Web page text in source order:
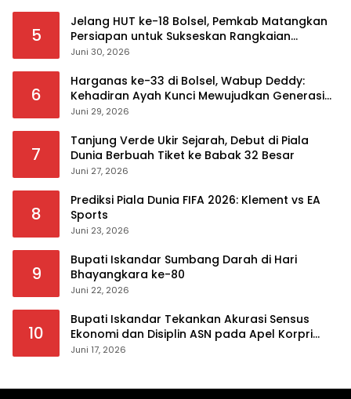
5
Jelang HUT ke-18 Bolsel, Pemkab Matangkan
Persiapan untuk Sukseskan Rangkaian
Peringatan
Juni 30, 2026
6
Harganas ke-33 di Bolsel, Wabup Deddy:
Kehadiran Ayah Kunci Mewujudkan Generasi
Berkualitas
Juni 29, 2026
7
Tanjung Verde Ukir Sejarah, Debut di Piala
Dunia Berbuah Tiket ke Babak 32 Besar
Juni 27, 2026
8
Prediksi Piala Dunia FIFA 2026: Klement vs EA
Sports
Juni 23, 2026
9
Bupati Iskandar Sumbang Darah di Hari
Bhayangkara ke-80
Juni 22, 2026
10
Bupati Iskandar Tekankan Akurasi Sensus
Ekonomi dan Disiplin ASN pada Apel Korpri
Pemkab Bolsel
Juni 17, 2026